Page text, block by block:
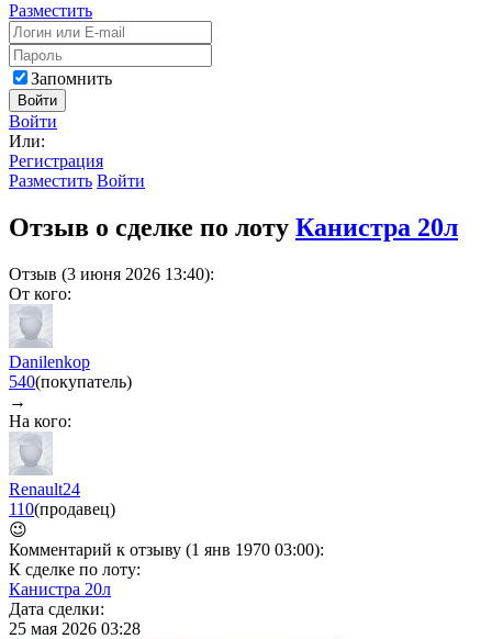
Разместить
Запомнить
Войти
Войти
Или:
Регистрация
Разместить Войти
Отзыв о сделке по лоту Канистра 20л
Отзыв (3 июня 2026 13:40):
От кого:
Danilenkop
540(покупатель)
→
На кого:
Renault24
110(продавец)
😉
Комментарий к отзыву (1 янв 1970 03:00):
К сделке по лоту:
Канистра 20л
Дата сделки:
25 мая 2026 03:28